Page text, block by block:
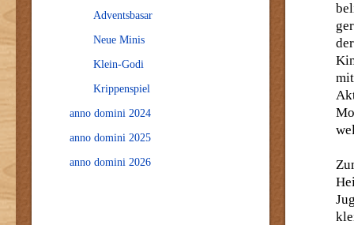
Adventsbasar
Neue Minis
Klein-Godi
Krippenspiel
anno domini 2024
anno domini 2025
anno domini 2026